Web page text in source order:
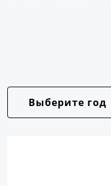
Выберите год